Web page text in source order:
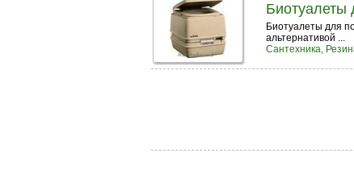
Биотуалеты для
альтернативой ...
Сантехника,